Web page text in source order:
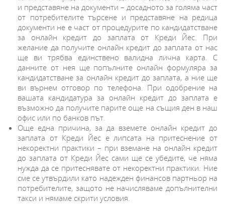
и представяне на документи – досадното за голяма част
от потребителите търсене и представяне на редица
документи не е част от процедурите по кандидатстване
за онлайн кредит до заплата от Креди Йес. При
желание да получите онлайн кредит до заплата от нас
ще ви трябва единствено валидна лична карта. С
данните от нея ще попълните онлайн формуляра за
кандидатстване за онлайн кредит до заплата, а ние ще
ви върнем отговор по телефона. При одобрение на
вашата кандидатура за онлайн кредит до заплата е
възможно да получите парите още на същия ден в наш
офис или по банков път.
Още една причина, за да вземете онлайн кредит до
заплата от Креди Йес е липсата на притеснение от
некоректни практики – при вземане на онлайн кредит
до заплата от Креди Йес сами ще се убедите, че няма
нужда да се притеснявате от некоректни практики. Ние
сме се утвърдили като надежден финансов партньор на
потребителите, защото не начисляваме допълнителни
такси и нямаме скрити условия.